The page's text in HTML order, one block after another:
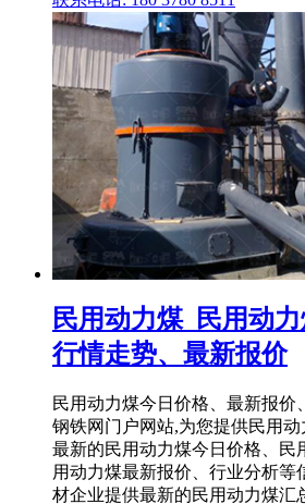
民用动力煤_民用动力
行情走势、最新报价
民用动力煤今日价格、最新报价
钢铁网门户网站,为您提供民用
最新的民用动力煤今日价格、民
用动力煤最新报价、行业分析等
材企业提供最新的民用动力煤汇